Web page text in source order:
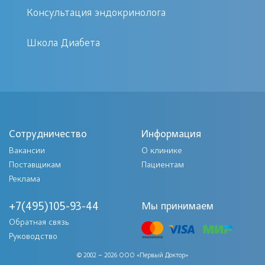
надпочечников или разрастание ее
тканей, что приводит к избыточной
Проявление клинических симптомов следующее:
стойкое повышение
пульсирующая боль в голове,
тахикардия;
чувство онемения в конечностях,
судороги;
Консультация эндокринолога
Школа Диабета
Сотрудничество
Вакансии
Поставщикам
Реклама
Информация
О клинике
Пациентам
+7(495)105-93-44
Обратная связь
Руководство
© 2002 – 2026 ООО «Первый Доктор»
Мы принимаем